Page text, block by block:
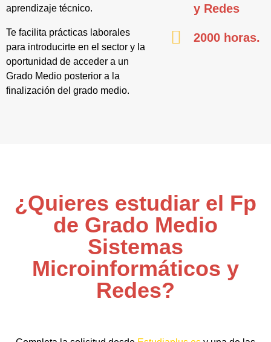
aprendizaje técnico.
Te facilita prácticas laborales
para introducirte en el sector y la
oportunidad de acceder a un
Grado Medio posterior a la
finalización del grado medio.
y Redes
2000 horas.
¿Quieres estudiar el Fp
de Grado Medio
Sistemas
Microinformáticos y
Redes?